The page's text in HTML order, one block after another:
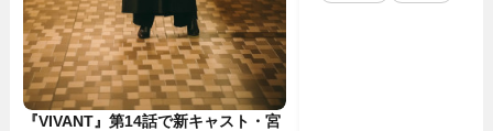
『VIVANT』第14話で新キャスト・宮